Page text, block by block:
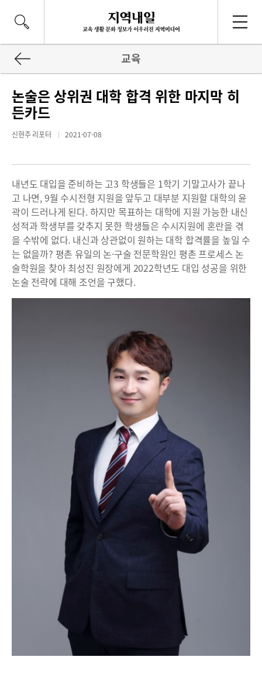
교육
논술은 상위권 대학 합격 위한 마지막 히
든카드
신현주 리포터 2021-07-08
내년도 대입을 준비하는 고3 학생들은 1학기 기말고사가 끝나
고 나면, 9월 수시전형 지원을 앞두고 대부분 지원할 대학의 윤
곽이 드러나게 된다. 하지만 목표하는 대학에 지원 가능한 내신
성적과 학생부를 갖추지 못한 학생들은 수시지원에 혼란을 겪
을 수밖에 없다. 내신과 상관없이 원하는 대학 합격률을 높일 수
는 없을까? 평촌 유일의 논·구술 전문학원인 평촌 프로세스 논
술학원을 찾아 최성진 원장에게 2022학년도 대입 성공을 위한
논술 전략에 대해 조언을 구했다.